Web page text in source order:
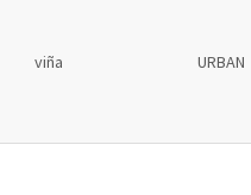
viña URBAN